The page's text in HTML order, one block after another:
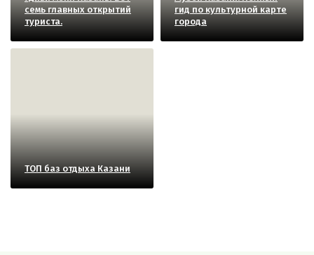
семь главных открытий
туриста.
гид по культурной карте
города
ТОП баз отдыха Казани